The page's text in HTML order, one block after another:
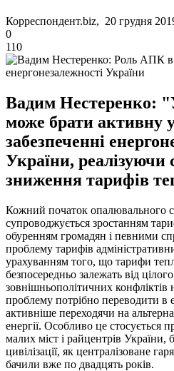
Корреспондент.biz, 20 грудня
0
110
Вадим Нестеренко:
може брати активну
забезпеченні
України, реалізуючи
зниження тарифів
Кожний початок опалювального
супроводжується зростанням
обуренням громадян і певними
проблему тарифів
урахуванням того, що тарифи
безпосередньо залежать від
зовнішньополітичних конфліктів
проблему потрібно переводити в
активніше переходячи на
енергії. Особливо це стосується
малих міст і райцентрів України,
цивілізації, як централізоване
бачили вже по двадцять років.